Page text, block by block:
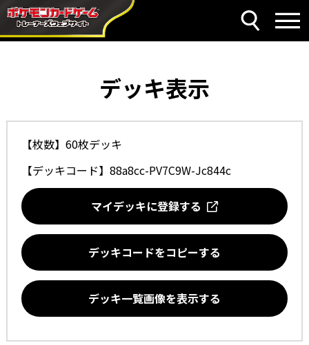
デッキ表示
【枚数】60枚デッキ
【デッキコード】 88a8cc-PV7C9W-Jc844c
マイデッキに登録する
デッキコードをコピーする
デッキ一覧画像を表示する